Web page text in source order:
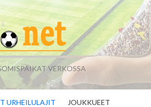
VERKOSSA
URHEILULAJIT JOUKKUEET